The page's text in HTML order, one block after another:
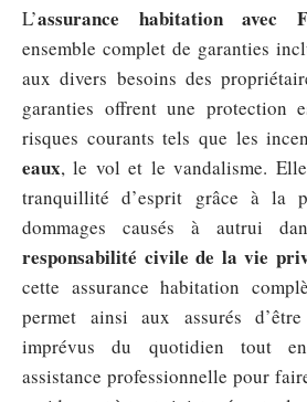
L’assurance habitation avec
ensemble complet de garanties
aux divers besoins des
garanties offrent une protection
risques courants tels que les
eaux, le vol et le vandalisme.
tranquillité d’esprit grâce à la
dommages causés à autrui
responsabilité civile de la vie
cette assurance habitation
permet ainsi aux assurés
imprévus du quotidien tout
assistance professionnelle pour